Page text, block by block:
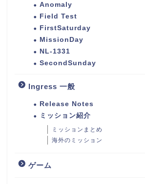
Anomaly
Field Test
FirstSaturday
MissionDay
NL-1331
SecondSunday
Ingress 一般
Release Notes
ミッション紹介
ミッションまとめ
海外のミッション
ゲーム